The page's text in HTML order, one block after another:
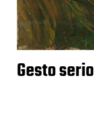
Gesto serio